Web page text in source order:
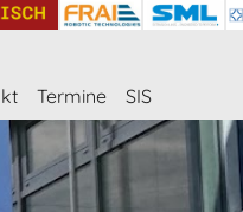
Termine SIS